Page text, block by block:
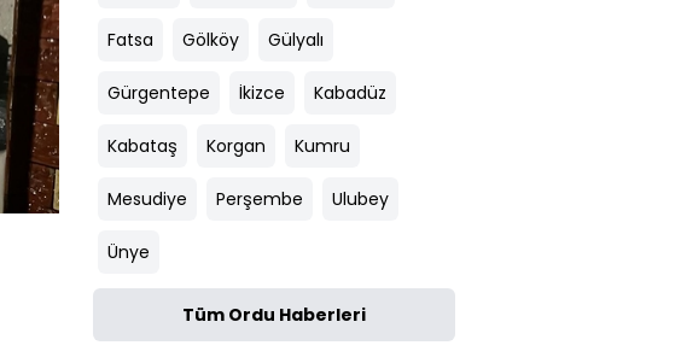
Fatsa Gölköy Gülyalı
Gürgentepe İkizce Kabadüz
Kabataş Korgan Kumru
Mesudiye Perşembe Ulubey
Ünye
Tüm Ordu Haberleri